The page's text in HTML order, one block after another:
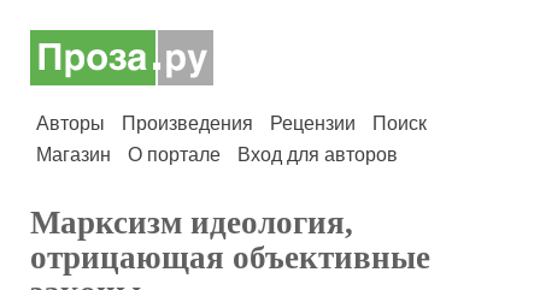
Авторы Произведения Рецензии
Поиск
Магазин
О портале Вход для авторов
Марксизм идеология,
отрицающая объективные